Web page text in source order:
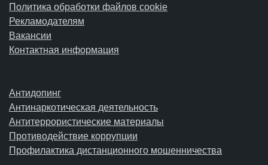
Политика обработки файлов cookie
Рекламодателям
Вакансии
Контактная информация
Антидопинг
Антинаркотическая деятельность
Антитеррористические материалы
Противодействие коррупции
Профилактика дистанционного мошенничества